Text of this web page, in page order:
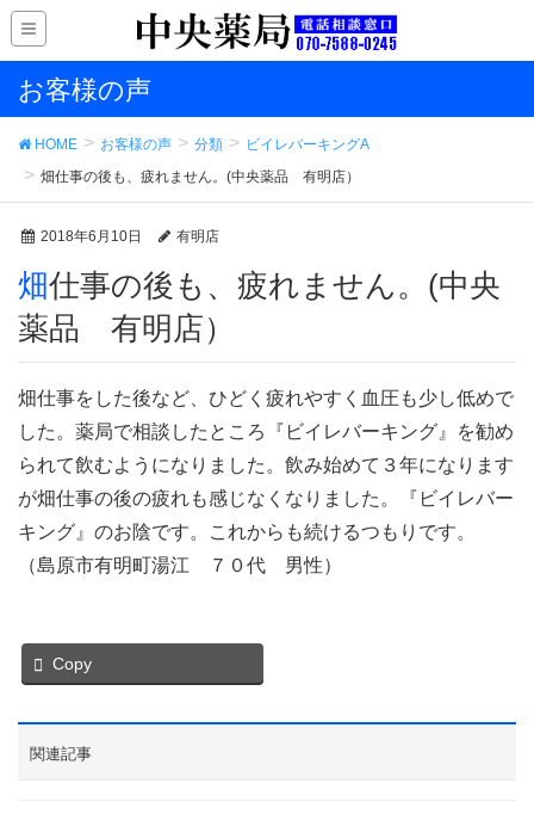
お客様の声
HOME お客様の声 分類
ビイレバーキングA
畑仕事の後も、疲れません。(中央薬品 有明店）
2018年6月10日 有明店
畑仕事の後も、疲れません。(中央
薬品 有明店）
畑仕事をした後など、ひどく疲れやすく血圧も少し低めで
した。薬局で相談したところ『ビイレバーキング』を勧め
られて飲むようになりました。飲み始めて３年になります
が畑仕事の後の疲れも感じなくなりました。『ビイレバー
キング』のお陰です。これからも続けるつもりです。
（島原市有明町湯江 ７０代 男性）
Copy
関連記事